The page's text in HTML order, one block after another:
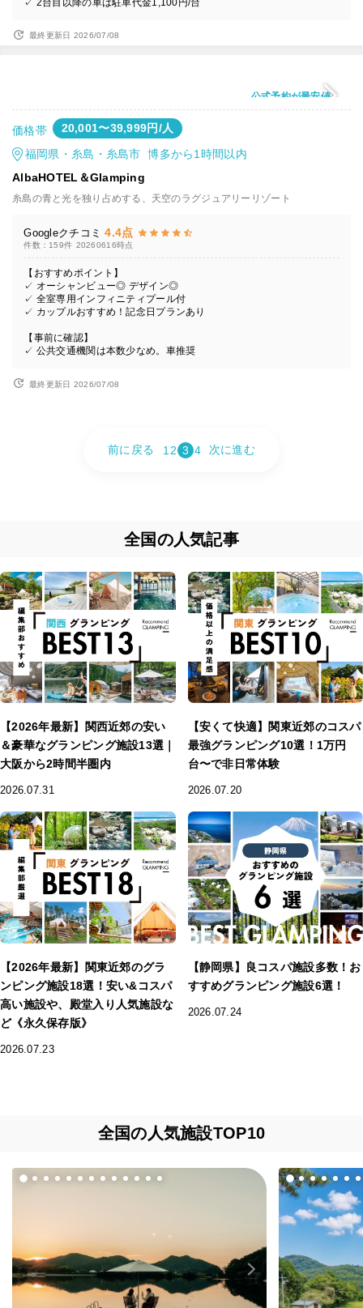
最終更新日 2026/07/08
公式予約が最安値
価格帯 20,001〜39,999円/人
福岡県・糸島・糸島市 博多から1時間以内
AlbaHOTEL＆Glamping
糸島の青と光を独り占めする、天空のラグジュアリーリゾート
Googleクチコミ 4.4点
件数：159件 20260616時点
【おすすめポイント】
✓ オーシャンビュー◎ デザイン◎
✓ 全室専用インフィニティプール付
✓ カップルおすすめ！記念日プランあり
【事前に確認】
✓ 公共交通機関は本数少なめ。車推奨
最終更新日 2026/07/08
前に戻る 1 2 3 4 次に進む
全国の人気記事
【2026年最新】関西近郊の安い
＆豪華なグランピング施設13選｜
大阪から2時間半圏内
2026.07.31
【安くて快適】関東近郊のコスパ
最強グランピング10選！1万円
台〜で非日常体験
2026.07.20
【2026年最新】関東近郊のグラ
ンピング施設18選！安い&コスパ
高い施設や、殿堂入り人気施設な
ど《永久保存版》
2026.07.23
【静岡県】良コスパ施設多数！お
すすめグランピング施設6選！
2026.07.24
全国の人気施設TOP10